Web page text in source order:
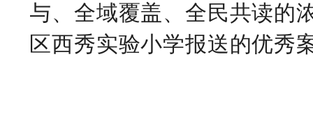
与、全域覆盖、全民共读的
区西秀实验小学报送的优秀